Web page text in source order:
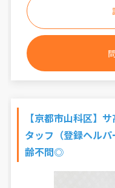
【京都市山科区】
タッフ（登録ヘル
齢不問◎